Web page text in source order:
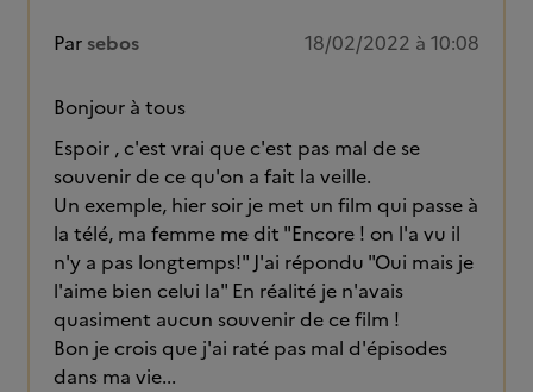
Par sebos 18/02/2022 à 10:08
Bonjour à tous
Espoir , c'est vrai que c'est pas mal de se
souvenir de ce qu'on a fait la veille.
Un exemple, hier soir je met un film qui passe à
la télé, ma femme me dit "Encore ! on l'a vu il
n'y a pas longtemps!" J'ai répondu "Oui mais je
l'aime bien celui la" En réalité je n'avais
quasiment aucun souvenir de ce film !
Bon je crois que j'ai raté pas mal d'épisodes
dans ma vie...